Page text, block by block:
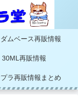
ムベース再販情報
30ML再販情報
ラ再販情報まとめ